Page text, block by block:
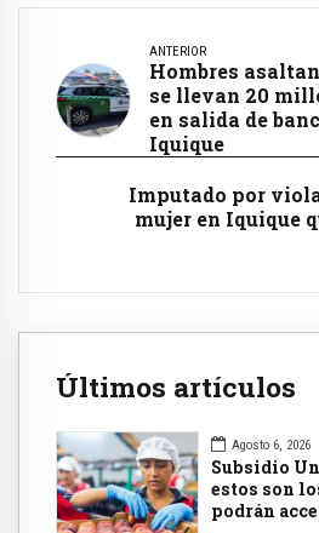
ANTERIOR
Hombres
se llevan 20
en salida de
Iquique
Imputado por
mujer en Iquique
Últimos artículos
Agosto 6, 2026
Subsidio
estos son
podrán